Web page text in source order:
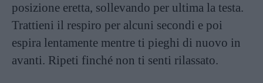
posizione eretta, sollevando per ultima la testa.
Trattieni il respiro per alcuni secondi e poi
espira lentamente mentre ti pieghi di nuovo in
avanti. Ripeti finché non ti senti rilassato.